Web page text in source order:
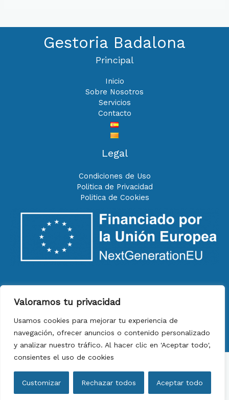
Valoramos tu privacidad
Usamos cookies para mejorar tu experiencia de
navegación, ofrecer anuncios o contenido personalizado
y analizar nuestro tráfico. Al hacer clic en 'Aceptar todo',
consientes el uso de cookies
Customizar Rechazar todos Aceptar todo
Gestoria Badalona
Principal
Inicio
Sobre Nosotros
Servicios
Contacto
Legal
Condiciones de Uso
Politica de Privacidad
Politica de Cookies